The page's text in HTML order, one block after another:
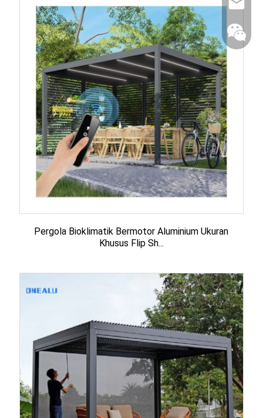
Pergola Bioklimatik Bermotor Aluminium Ukuran
Khusus Flip Sh...